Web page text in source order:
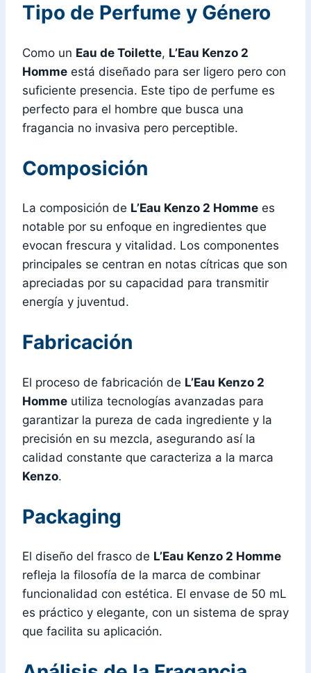
Tipo de Perfume y Género
Como un Eau de Toilette, L’Eau Kenzo 2
Homme está diseñado para ser ligero pero con
suficiente presencia. Este tipo de perfume es
perfecto para el hombre que busca una
fragancia no invasiva pero perceptible.
Composición
La composición de L’Eau Kenzo 2 Homme es
notable por su enfoque en ingredientes que
evocan frescura y vitalidad. Los componentes
principales se centran en notas cítricas que son
apreciadas por su capacidad para transmitir
energía y juventud.
Fabricación
El proceso de fabricación de L’Eau Kenzo 2
Homme utiliza tecnologías avanzadas para
garantizar la pureza de cada ingrediente y la
precisión en su mezcla, asegurando así la
calidad constante que caracteriza a la marca
Kenzo.
Packaging
El diseño del frasco de L’Eau Kenzo 2 Homme
refleja la filosofía de la marca de combinar
funcionalidad con estética. El envase de 50 mL
es práctico y elegante, con un sistema de spray
que facilita su aplicación.